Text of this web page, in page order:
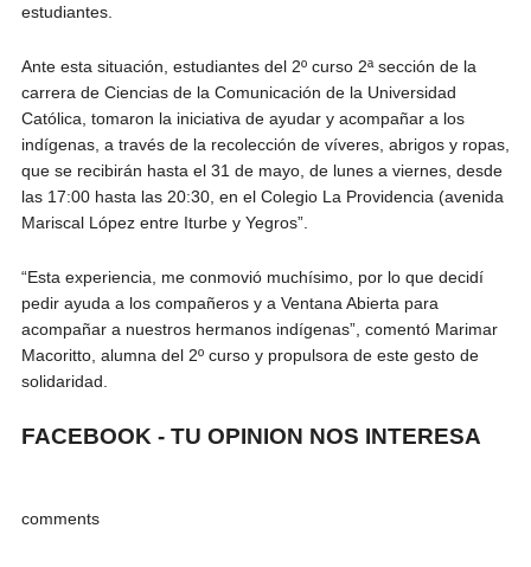
estudiantes.
Ante esta situación, estudiantes del 2º curso 2ª sección de la
carrera de Ciencias de la Comunicación de la Universidad
Católica, tomaron la iniciativa de ayudar y acompañar a los
indígenas, a través de la recolección de víveres, abrigos y ropas,
que se recibirán hasta el 31 de mayo, de lunes a viernes, desde
las 17:00 hasta las 20:30, en el Colegio La Providencia (avenida
Mariscal López entre Iturbe y Yegros”.
“Esta experiencia, me conmovió muchísimo, por lo que decidí
pedir ayuda a los compañeros y a Ventana Abierta para
acompañar a nuestros hermanos indígenas”, comentó Marimar
Macoritto, alumna del 2º curso y propulsora de este gesto de
solidaridad.
FACEBOOK - TU OPINION NOS INTERESA
comments